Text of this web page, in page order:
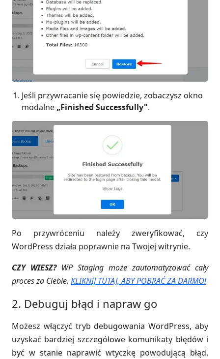
Jeśli przywracanie się powiedzie, zobaczysz okno
modalne „Finished Successfully".
Po przywróceniu należy zweryfikować, czy
WordPress działa poprawnie na Twojej witrynie.
CZY WIESZ? WP Staging może zautomatyzować cały
proces za Ciebie. KLIKNIJ TUTAJ, ABY POBRAĆ ZA DARMO!
2. Debuguj błąd i napraw go
Możesz włączyć tryb debugowania WordPress, aby
uzyskać bardziej szczegółowe komunikaty błędów i
być w stanie naprawić wtyczkę powodującą błąd.